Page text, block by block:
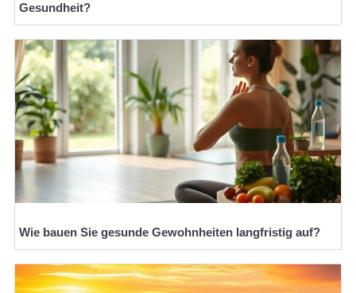
Gesundheit?
Wie bauen Sie gesunde Gewohnheiten langfristig auf?